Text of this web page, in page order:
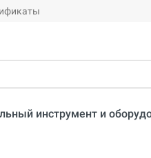
инструмент и